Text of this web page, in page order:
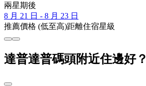
兩星期後
8 月 21 日 - 8 月 23 日
推薦價格 (低至高)距離住宿星級
達普達普碼頭附近住邊好？